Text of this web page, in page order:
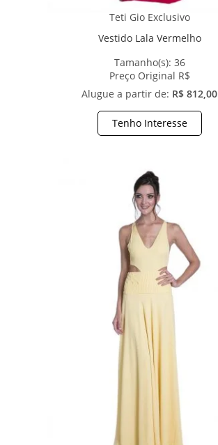
Teti Gio Exclusivo
Vestido Lala Vermelho
Tamanho(s): 36
Preço Original R$
Alugue a partir de: R$ 812,00
Tenho Interesse